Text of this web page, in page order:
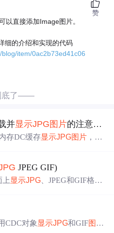
以直接添加Image图片。
细的介绍和实现的代码
item/0ac2b73ed41c06
赞
了——
并显示JPG 图片的注意事项
存DC缓存显示JPG图片 ，并
JPEG GIF)
上 显示JPG 、JPEG和GIF格式
CDC对象 显示JPG和GIF图片